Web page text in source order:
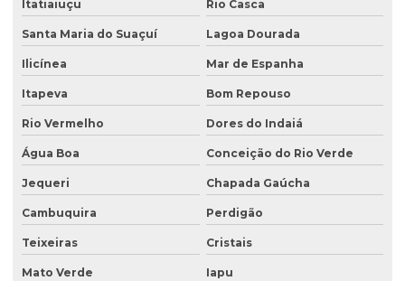
Itatiaiuçu Rio Casca
Santa Maria do Suaçuí Lagoa Dourada
Ilicínea Mar de Espanha
Itapeva Bom Repouso
Rio Vermelho Dores do Indaiá
Água Boa Conceição do Rio Verde
Jequeri Chapada Gaúcha
Cambuquira Perdigão
Teixeiras Cristais
Mato Verde Iapu